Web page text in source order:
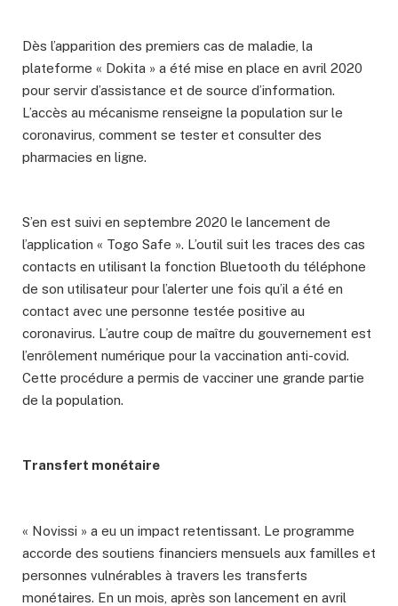
Dès l’apparition des premiers cas de maladie, la
plateforme « Dokita » a été mise en place en avril 2020
pour servir d’assistance et de source d’information.
L’accès au mécanisme renseigne la population sur le
coronavirus, comment se tester et consulter des
pharmacies en ligne.
S’en est suivi en septembre 2020 le lancement de
l’application « Togo Safe ». L’outil suit les traces des cas
contacts en utilisant la fonction Bluetooth du téléphone
de son utilisateur pour l’alerter une fois qu’il a été en
contact avec une personne testée positive au
coronavirus. L’autre coup de maître du gouvernement est
l’enrôlement numérique pour la vaccination anti-covid.
Cette procédure a permis de vacciner une grande partie
de la population.
Transfert monétaire
« Novissi » a eu un impact retentissant. Le programme
accorde des soutiens financiers mensuels aux familles et
personnes vulnérables à travers les transferts
monétaires. En un mois, après son lancement en avril